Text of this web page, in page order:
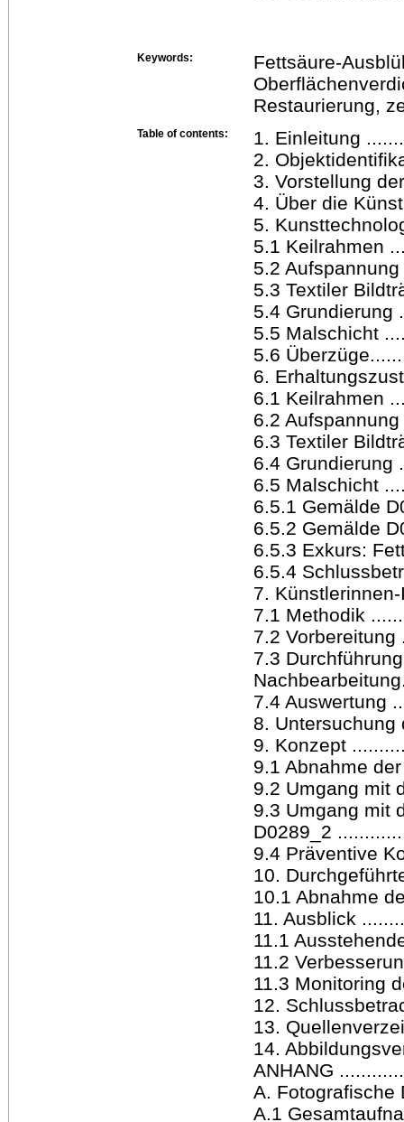
Keywords:
Fettsäure-
Restaurierung,
Table of contents:
1. Einleitung
2.
3. Vorstellung
4. Über die
5.
5.1 Keilrahmen
5.2
5.3 Textiler
5.4 Grundierung
5.5 Malschicht
5.6
6.
6.1 Keilrahmen
6.2
6.3 Textiler
6.4 Grundierung
6.5 Malschicht
6.5.1 Gemälde
6.5.2 Gemälde
6.5.3 Exkurs:
6.5.4
7.
7.1 Methodik
7.2
7.3
7.4 Auswertung
8. Untersuchung
9. Konzept
9.1 Abnahme
9.2 Umgang mit
9.3 Umgang mit
D0289_2
9.4 Präventive
10.
10.1 Abnahme
11. Ausblick
11.1
11.2
11.3 Monitoring
12.
13.
14.
ANHANG
A. Fotografische
A.1